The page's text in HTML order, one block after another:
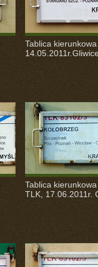
Tablica
Tablica
TLK, 17.06.2011r.